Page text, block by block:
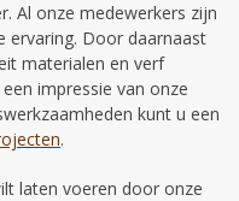
Al onze medewerkers zijn
ervaring. Door daarnaast
materialen en verf
impressie van onze
kunt u een
.
laten voeren door onze